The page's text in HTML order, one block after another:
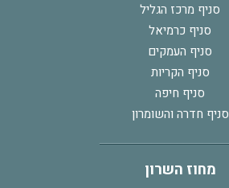
סניף מרכז הגליל
סניף כרמיאל
סניף העמקים
סניף הקריות
סניף חיפה
סניף חדרה והשומרון
מחוז השרון